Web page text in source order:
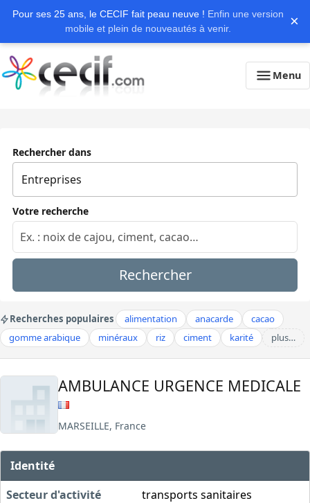
Pour ses 25 ans, le CECIF fait peau neuve ! Enfin une version
mobile et plein de nouveautés à venir.
×
Menu
Rechercher dans
Votre recherche
Rechercher
Recherches populaires alimentation anacarde
cacao
gomme arabique
minéraux riz ciment karité plus…
AMBULANCE URGENCE MEDICALE
MARSEILLE, France
Identité
Secteur d'activité
transports sanitaires